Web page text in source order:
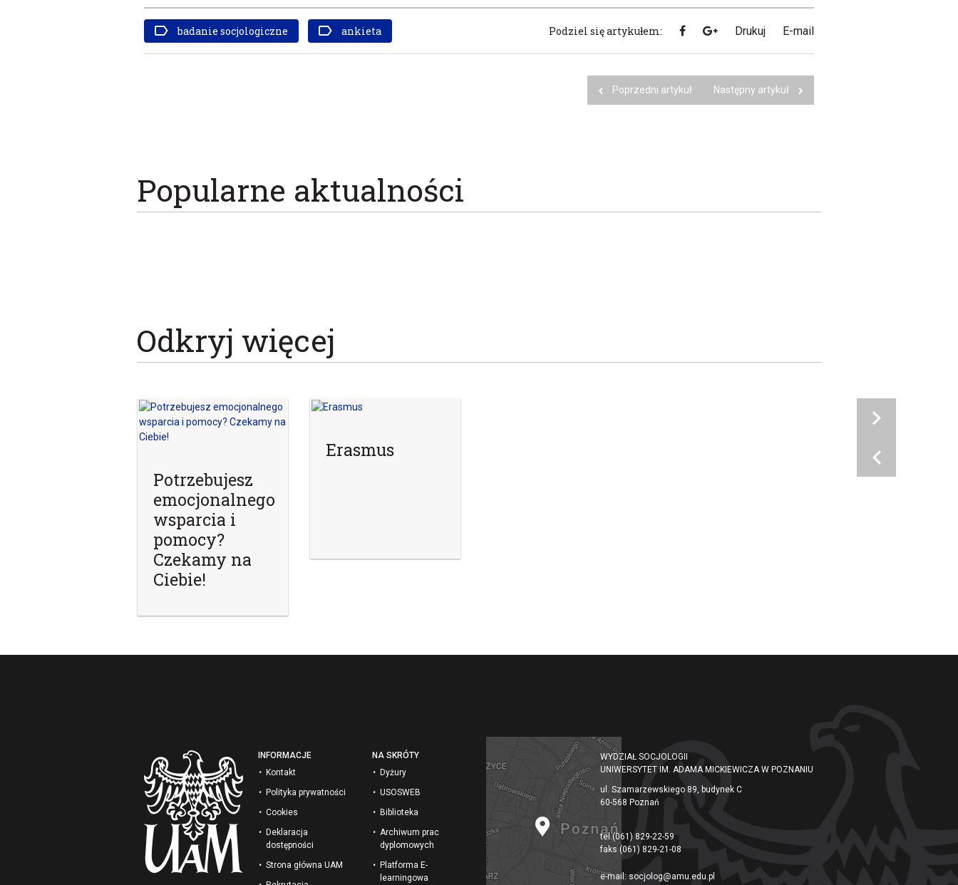
badanie socjologiczne ankieta Podziel się artykułem: Drukuj E-mail
Poprzedni artykuł Następny artykuł
Popularne aktualności
Odkryj więcej
Potrzebujesz
emocjonalnego
wsparcia i
pomocy?
Czekamy na
Ciebie!
Erasmus
INFORMACJE
Kontakt
Polityka prywatności
Cookies
Deklaracja
dostępności
Strona główna UAM
NA SKRÓTY
Dyżury
USOSWEB
Biblioteka
Archiwum prac
dyplomowych
Platforma E-
learningowa
WYDZIAŁ SOCJOLOGII
UNIWERSYTET IM. ADAMA MICKIEWICZA W POZNANIU
ul. Szamarzewskiego 89, budynek C
60-568 Poznań
tel.(061) 829-22-59
faks (061) 829-21-08
e-mail: socjolog@amu.edu.pl